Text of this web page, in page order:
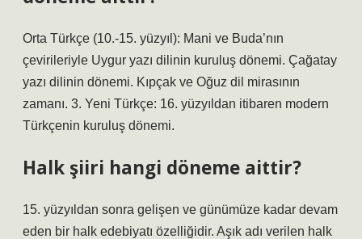
Orta Türkçe (10.-15. yüzyıl): Mani ve Buda’nın
çevirileriyle Uygur yazı dilinin kuruluş dönemi. Çağatay
yazı dilinin dönemi. Kıpçak ve Oğuz dil mirasının
zamanı. 3. Yeni Türkçe: 16. yüzyıldan itibaren modern
Türkçenin kuruluş dönemi.
Halk şiiri hangi döneme aittir?
15. yüzyıldan sonra gelişen ve günümüze kadar devam
eden bir halk edebiyatı özelliğidir. Aşık adı verilen halk